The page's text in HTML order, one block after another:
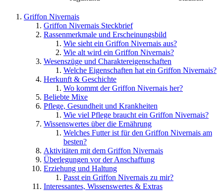
Griffon Nivernais
Griffon Nivernais Steckbrief
Rassenmerkmale und Erscheinungsbild
Wie sieht ein Griffon Nivernais aus?
Wie alt wird ein Griffon Nivernais?
Wesenszüge und Charaktereigenschaften
Welche Eigenschaften hat ein Griffon Nivernais?
Herkunft & Geschichte
Wo kommt der Griffon Nivernais her?
Beliebte Mixe
Pflege, Gesundheit und Krankheiten
Wie viel Pflege braucht ein Griffon Nivernais?
Wissenswertes über die Ernährung
Welches Futter ist für den Griffon Nivernais am
besten?
Aktivitäten mit dem Griffon Nivernais
Überlegungen vor der Anschaffung
Erziehung und Haltung
Passt ein Griffon Nivernais zu mir?
Interessantes, Wissenswertes & Extras